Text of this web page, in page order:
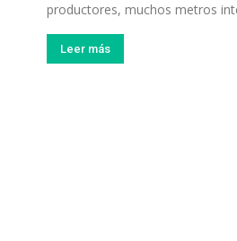
productores, muchos metros
Leer más